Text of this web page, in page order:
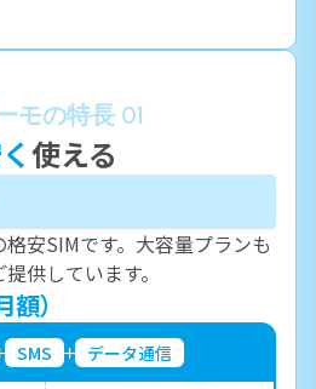
モの特長 01
使える
安SIMです。大容量プランも
供しています。
）
SMS データ通信